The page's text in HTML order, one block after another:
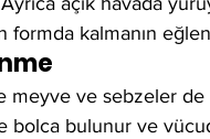
formda kalmanın
meyve ve sebzeler de
bolca bulunur ve